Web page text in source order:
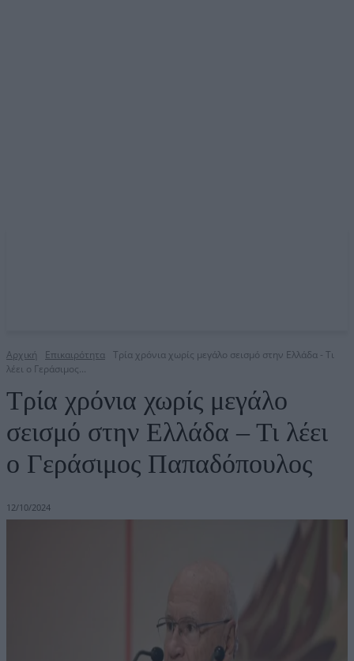
Αρχική Επικαιρότητα Τρία χρόνια χωρίς μεγάλο σεισμό στην Ελλάδα - Τι
λέει ο Γεράσιμος...
Τρία χρόνια χωρίς μεγάλο
σεισμό στην Ελλάδα – Τι λέει
ο Γεράσιμος Παπαδόπουλος
12/10/2024